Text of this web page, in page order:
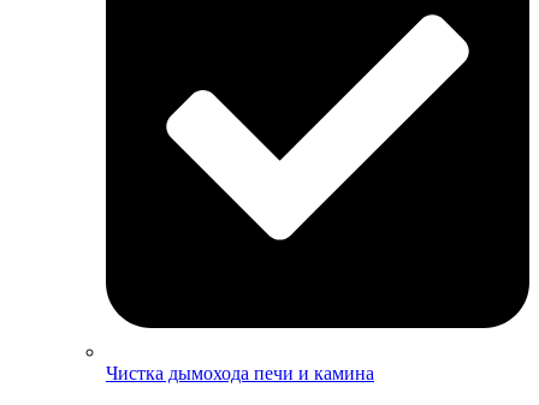
Чистка дымохода печи и камина